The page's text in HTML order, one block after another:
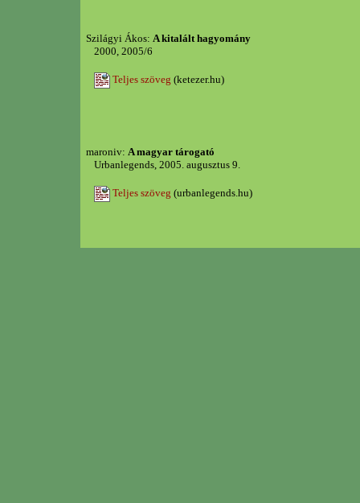
Szilágyi Ákos: A kitalált hagyomány
2000, 2005/6
Teljes szöveg (ketezer.hu)
maroniv: A magyar tárogató
Urbanlegends, 2005. augusztus 9.
Teljes szöveg (urbanlegends.hu)